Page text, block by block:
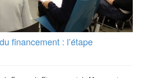
financement : l’étape